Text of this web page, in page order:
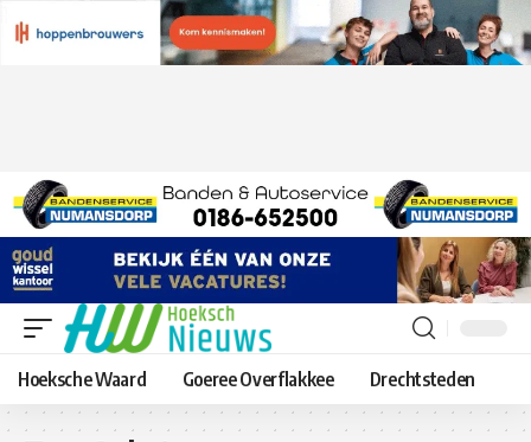
Hoeksche Waard Goeree Overflakkee Drechtsteden